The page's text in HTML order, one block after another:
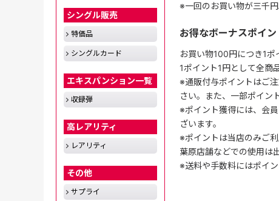
※一回のお買い物が三千
お得なボーナスポイン
お買い物100円につき1ポ
1ポイント1円として全商
※通販付与ポイントはご
さい。また、一部ポイン
※ポイント獲得には、会
ざいます。
※ポイントは当店のみご
葉原店舗などでの使用は
※送料や手数料にはポイン
シングル販売
特価品
シングルカード
エキスパンション一覧
収録弾
高レアリティ
レアリティ
その他
サプライ